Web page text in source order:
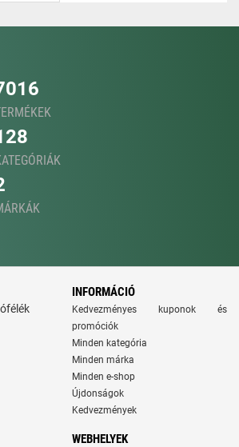
INFORMÁCIÓ
Kedvezményes kuponok és
promóciók
Minden kategória
Minden márka
Minden e-shop
Újdonságok
Kedvezmények
WEBHELYEK